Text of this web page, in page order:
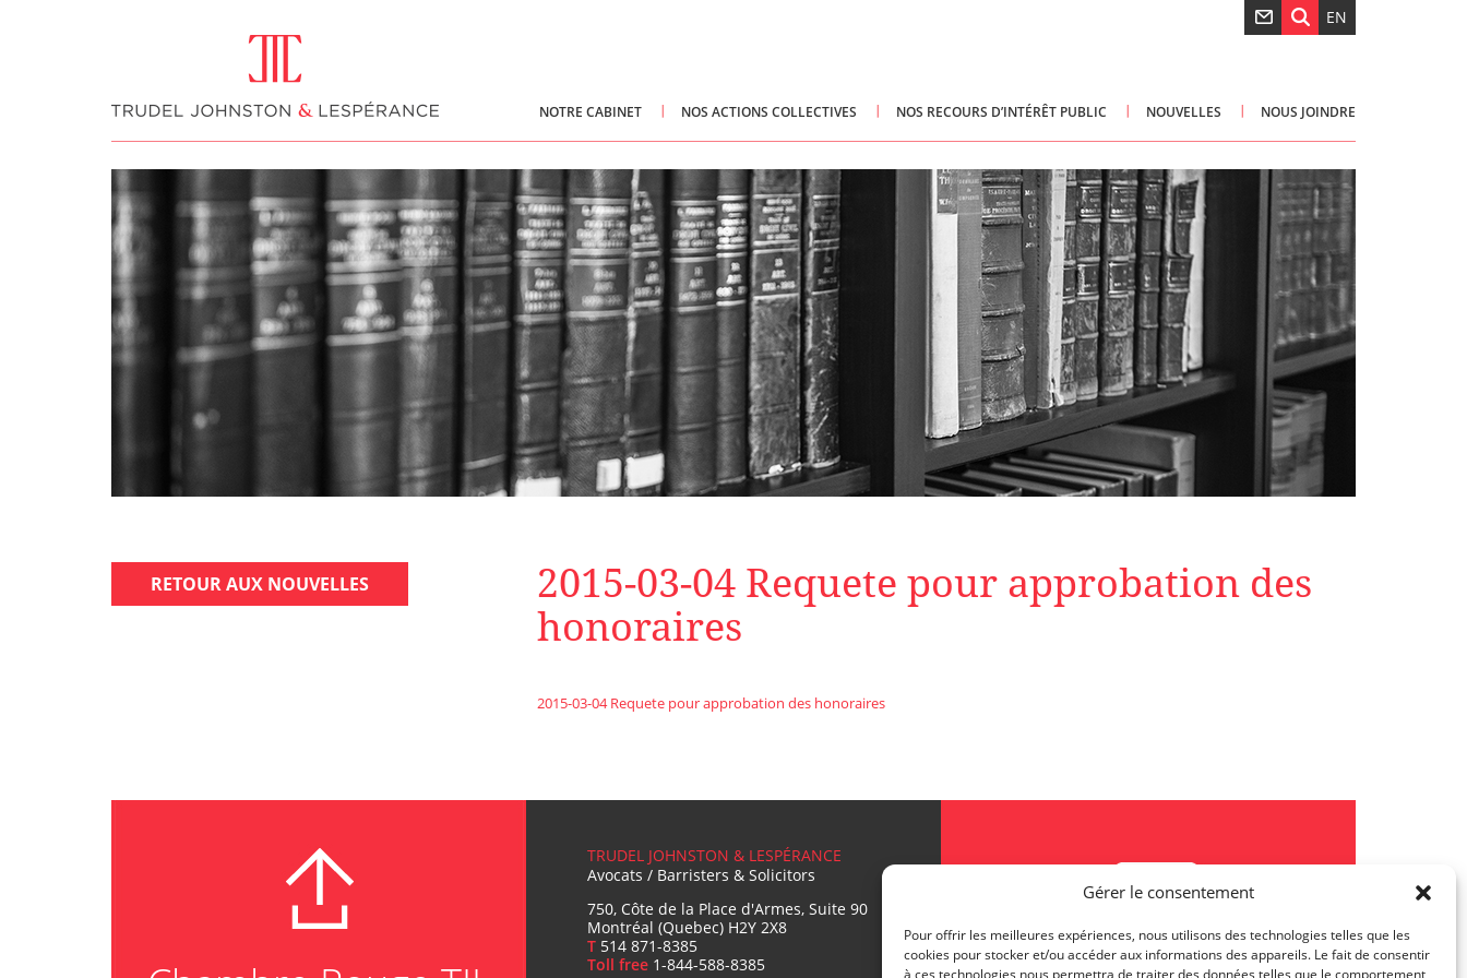
Gérer le consentement
Pour offrir les meilleures expériences, nous utilisons des technologies telles que les
cookies pour stocker et/ou accéder aux informations des appareils. Le fait de consentir
à ces technologies nous permettra de traiter des données telles que le comportement
EN
NOTRE CABINET NOS ACTIONS COLLECTIVES NOS RECOURS D’INTÉRÊT PUBLIC NOUVELLES NOUS JOINDRE
RETOUR AUX NOUVELLES
2015-03-04 Requete pour approbation des
honoraires
2015-03-04 Requete pour approbation des honoraires
TRUDEL JOHNSTON & LESPÉRANCE
Avocats / Barristers & Solicitors
750, Côte de la Place d'Armes, Suite 90
Montréal (Quebec) H2Y 2X8
T 514 871-8385
Toll free 1-844-588-8385